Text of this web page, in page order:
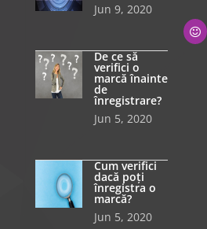
Jun 9, 2020
De ce să
verifici o
marcă înainte
de
înregistrare?
Jun 5, 2020
Cum verifici
dacă poți
înregistra o
marcă?
Jun 5, 2020
